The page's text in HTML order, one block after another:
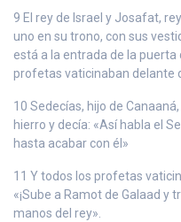
9 El rey de Israel y Josafat,
uno en su trono, con sus
está a la entrada de la
profetas vaticinaban delante
10 Sedecías, hijo de
hierro y decía: «Así habla el
hasta acabar con él»
11 Y todos los profetas
«¡Sube a Ramot de Galaad y
manos del rey».